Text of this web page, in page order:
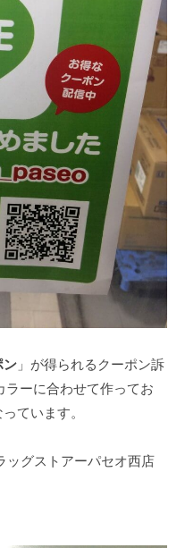
ン 」が得られるクーポン訴
ラーに合わせて作ってお
ています。
ッグストアーパセオ西店